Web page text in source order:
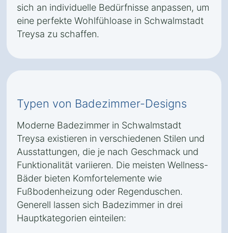
sich an individuelle Bedürfnisse anpassen, um
eine perfekte Wohlfühloase in Schwalmstadt
Treysa zu schaffen.
Typen von Badezimmer-Designs
Moderne Badezimmer in Schwalmstadt
Treysa existieren in verschiedenen Stilen und
Ausstattungen, die je nach Geschmack und
Funktionalität variieren. Die meisten Wellness-
Bäder bieten Komfortelemente wie
Fußbodenheizung oder Regenduschen.
Generell lassen sich Badezimmer in drei
Hauptkategorien einteilen: